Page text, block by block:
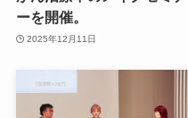
ーを開催。
2025年12月11日